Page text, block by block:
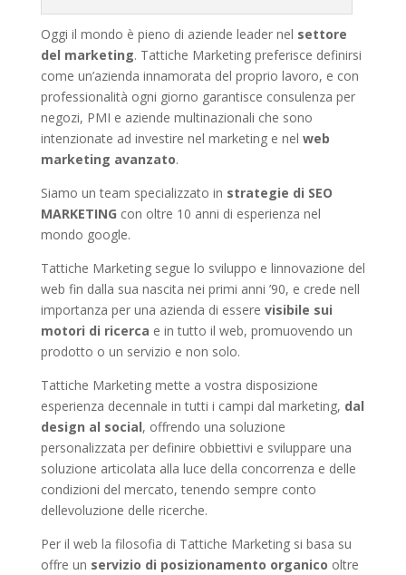
Oggi il mondo è pieno di aziende leader nel settore
del marketing. Tattiche Marketing preferisce definirsi
come un’azienda innamorata del proprio lavoro, e con
professionalità ogni giorno garantisce consulenza per
negozi, PMI e aziende multinazionali che sono
intenzionate ad investire nel marketing e nel web
marketing avanzato.
Siamo un team specializzato in strategie di SEO
MARKETING con oltre 10 anni di esperienza nel
mondo google.
Tattiche Marketing segue lo sviluppo e linnovazione del
web fin dalla sua nascita nei primi anni ’90, e crede nell
importanza per una azienda di essere visibile sui
motori di ricerca e in tutto il web, promuovendo un
prodotto o un servizio e non solo.
Tattiche Marketing mette a vostra disposizione
esperienza decennale in tutti i campi dal marketing, dal
design al social, offrendo una soluzione
personalizzata per definire obbiettivi e sviluppare una
soluzione articolata alla luce della concorrenza e delle
condizioni del mercato, tenendo sempre conto
dellevoluzione delle ricerche.
Per il web la filosofia di Tattiche Marketing si basa su
offre un servizio di posizionamento organico oltre